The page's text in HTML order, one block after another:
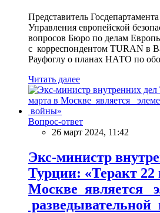
Представитель
Управления европейской
вопросов Бюро по делам
с корреспондентом TURAN в
Рауфоглу о планах НАТО по
Читать далее
Вопрос-ответ
26 март 2024, 11:42
Экс-министр
Турции: «Теракт 22
Москве является